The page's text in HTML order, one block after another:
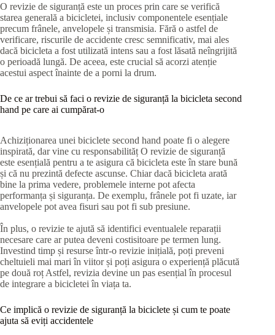
O revizie de siguranță este un proces prin care se verifică
starea generală a bicicletei, inclusiv componentele esențiale
precum frânele, anvelopele și transmisia. Fără o astfel de
verificare, riscurile de accidente cresc semnificativ, mai ales
dacă bicicleta a fost utilizată intens sau a fost lăsată neîngrijită
o perioadă lungă. De aceea, este crucial să acorzi atenție
acestui aspect înainte de a porni la drum.
De ce ar trebui să faci o revizie de siguranță la bicicleta second
hand pe care ai cumpărat-o
Achiziționarea unei biciclete second hand poate fi o alegere
inspirată, dar vine cu responsabilităț O revizie de siguranță
este esențială pentru a te asigura că bicicleta este în stare bună
și că nu prezintă defecte ascunse. Chiar dacă bicicleta arată
bine la prima vedere, problemele interne pot afecta
performanța și siguranța. De exemplu, frânele pot fi uzate, iar
anvelopele pot avea fisuri sau pot fi sub presiune.
În plus, o revizie te ajută să identifici eventualele reparații
necesare care ar putea deveni costisitoare pe termen lung.
Investind timp și resurse într-o revizie inițială, poți preveni
cheltuieli mai mari în viitor și poți asigura o experiență plăcută
pe două roț Astfel, revizia devine un pas esențial în procesul
de integrare a bicicletei în viața ta.
Ce implică o revizie de siguranță la biciclete și cum te poate
ajuta să eviți accidentele